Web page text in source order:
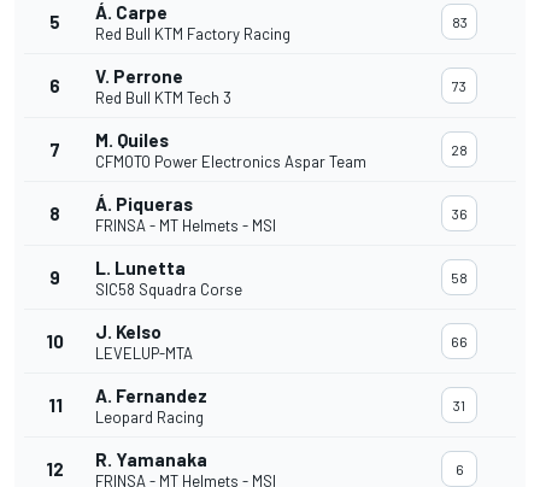
5 Á. Carpe
Red Bull KTM Factory Racing
83
6 V. Perrone
Red Bull KTM Tech 3
73
7 M. Quiles
CFMOTO Power Electronics Aspar Team
28
8 Á. Piqueras
FRINSA - MT Helmets - MSI
36
9 L. Lunetta
SIC58 Squadra Corse
58
10 J. Kelso
LEVELUP-MTA
66
11 A. Fernandez
Leopard Racing
31
12 R. Yamanaka
FRINSA - MT Helmets - MSI
6